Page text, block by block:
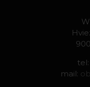
tel:
mail: